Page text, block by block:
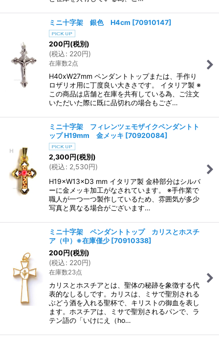
ミニ十字架 銀色 H4cm [70910147]
200円(税別)
(税込: 220円)
在庫数2点
H40xW27mm ペンダントトップまたは、手作り
ロザリオ用に丁度良い大きさです。 イタリア製 ※
この商品は店舗と在庫を共有している為、ご注文
いただいた際に既に品切れの場合もござ…
ミニ十字架 フィレンツェモザイクペンダントト
ップ H19mm 金メッキ [70920084]
2,300円(税別)
(税込: 2,530円)
H19×W13×D3 mm イタリア製 金枠部分はシルバ
ーに金メッキ加工がなされています。 ※手作業で
職人が一つ一つ製作しているため、雰囲気が多少
写真と異なる場合がございます…
ミニ十字架 ペンダントトップ カリスとホスチ
ア（中）※在庫僅少 [70910338]
200円(税別)
(税込: 220円)
在庫数23点
カリスとホスチアとは、聖体の秘跡を象徴する代
表的なしるしです。カリスは、ミサで聖別される
ぶどう酒を入れる聖杯で、キリストの御血を表し
ます。ホスチアは、ミサで聖別されるパンで、ラ
テン語の「いけにえ（ho…